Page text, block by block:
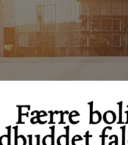
Færre